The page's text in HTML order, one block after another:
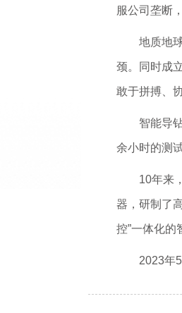
服公司垄断
地质地
颈。同时成
敢于拼搏、
智能导
余小时的测
10年来
器，研制了
控”一体化的
2023年